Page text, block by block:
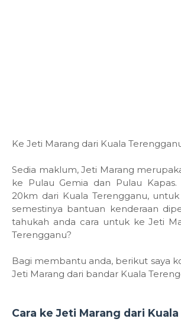
Ke Jeti Marang dari Kuala
Sedia maklum, Jeti Marang
ke Pulau Gemia dan Pulau Kapas.
20km dari Kuala Terengganu,
semestinya bantuan kenderaan
tahukah anda cara untuk ke Jeti
Terengganu?
Bagi membantu anda, berikut saya
Jeti Marang dari bandar Kuala
Cara ke Jeti Marang dari